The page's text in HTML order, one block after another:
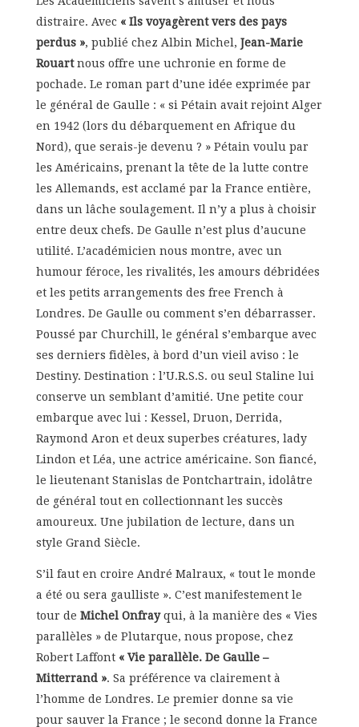
distraire. Avec « Ils voyagèrent vers des pays
perdus », publié chez Albin Michel, Jean-Marie
Rouartnous offre une uchronie en forme de
pochade. Le roman part d’une idée exprimée par
le général de Gaulle : « si Pétain avait rejoint Alger
en 1942 (lors du débarquement en Afrique du
Nord), que serais-je devenu ? » Pétain voulu par
les Américains, prenant la tête de la lutte contre
les Allemands, est acclamé par la France entière,
dans un lâche soulagement. Il n’y a plus à choisir
entre deux chefs. De Gaulle n’est plus d’aucune
utilité. L’académicien nous montre, avec un
humour féroce, les rivalités, les amours débridées
et les petits arrangements des free French à
Londres. De Gaulle ou comment s’en débarrasser.
Poussé par Churchill, le général s’embarque avec
ses derniers fidèles, à bord d’un vieil aviso : le
Destiny. Destination : l’U.R.S.S. ou seul Staline lui
conserve un semblant d’amitié. Une petite cour
embarque avec lui : Kessel, Druon, Derrida,
Raymond Aron et deux superbes créatures, lady
Lindon et Léa, une actrice américaine. Son fiancé,
le lieutenant Stanislas de Pontchartrain, idolâtre
de général tout en collectionnant les succès
amoureux. Une jubilation de lecture, dans un
style Grand Siècle.
S’il faut en croire André Malraux, « tout le monde
a été ou sera gaulliste ». C’est manifestement le
tour de Michel Onfrayqui, à la manière des « Vies
parallèles » de Plutarque, nous propose, chez
Robert Laffont « Vie parallèle. De Gaulle –
Mitterrand ». Sa préférence va clairement à
l’homme de Londres. Le premier donne sa vie
pour sauver la France ; le second donne la France